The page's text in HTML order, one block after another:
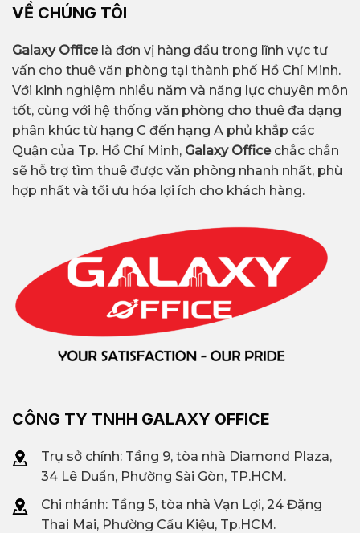
VỀ CHÚNG TÔI
Galaxy Officelà đơn vị hàng đầu trong lĩnh vực tư
vấn cho thuê văn phòng tại thành phố Hồ Chí Minh.
Với kinh nghiệm nhiều năm và năng lực chuyên môn
tốt, cùng với hệ thống văn phòng cho thuê đa dạng
phân khúc từ hạng C đến hạng A phủ khắp các
Quận của Tp. Hồ Chí Minh, Galaxy Office chắc chắn
sẽ hỗ trợ tìm thuê được văn phòng nhanh nhất, phù
hợp nhất và tối ưu hóa lợi ích cho khách hàng.
CÔNG TY TNHH GALAXY OFFICE
Trụ sở chính: Tầng 9, tòa nhà Diamond Plaza,
34 Lê Duẩn, Phường Sài Gòn, TP.HCM.
Chi nhánh: Tầng 5, tòa nhà Vạn Lợi, 24 Đặng
Thai Mai, Phường Cầu Kiệu, Tp.HCM.